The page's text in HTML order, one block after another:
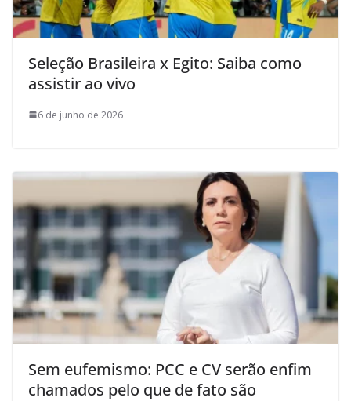
Seleção Brasileira x Egito: Saiba como
assistir ao vivo
6 de junho de 2026
Sem eufemismo: PCC e CV serão enfim
chamados pelo que de fato são